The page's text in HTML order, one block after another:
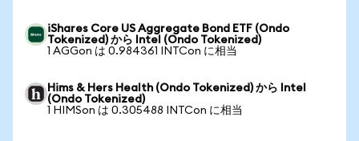
iShares Core US Aggregate Bond ETF (Ondo
Tokenized) から Intel (Ondo Tokenized)
1 AGGon は 0.984361 INTCon に相当
Hims & Hers Health (Ondo Tokenized) から Intel
(Ondo Tokenized)
1 HIMSon は 0.305488 INTCon に相当